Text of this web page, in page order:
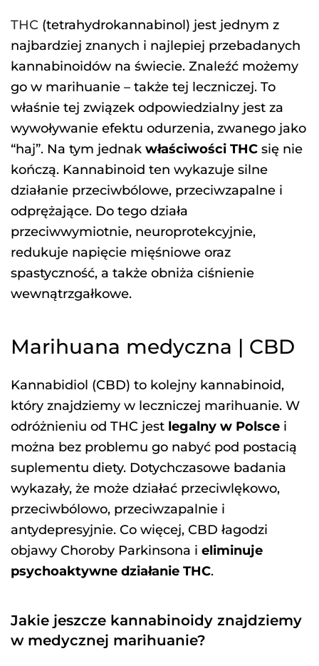
THC (tetrahydrokannabinol) jest jednym z
najbardziej znanych i najlepiej przebadanych
kannabinoidów na świecie. Znaleźć możemy
go w marihuanie – także tej leczniczej. To
właśnie tej związek odpowiedzialny jest za
wywoływanie efektu odurzenia, zwanego jako
“haj”. Na tym jednak właściwości THC się nie
kończą. Kannabinoid ten wykazuje silne
działanie przeciwbólowe, przeciwzapalne i
odprężające. Do tego działa
przeciwwymiotnie, neuroprotekcyjnie,
redukuje napięcie mięśniowe oraz
spastyczność, a także obniża ciśnienie
wewnątrzgałkowe.
Marihuana medyczna | CBD
Kannabidiol (CBD) to kolejny kannabinoid,
który znajdziemy w leczniczej marihuanie. W
odróżnieniu od THC jest legalny w Polsce i
można bez problemu go nabyć pod postacią
suplementu diety. Dotychczasowe badania
wykazały, że może działać przeciwlękowo,
przeciwbólowo, przeciwzapalnie i
antydepresyjnie. Co więcej, CBD łagodzi
objawy Choroby Parkinsona i eliminuje
psychoaktywne działanie THC.
Jakie jeszcze kannabinoidy znajdziemy
w medycznej marihuanie?